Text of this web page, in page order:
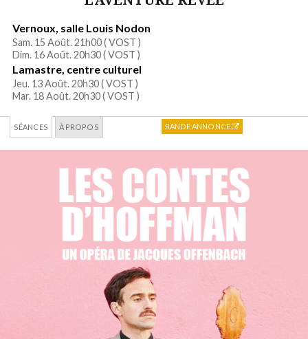
Vernoux, salle Louis Nodon
Sam. 15 Août. 21h00 (VOST )
Dim. 16 Août. 20h30 (VOST )
Lamastre, centre culturel
Jeu. 13 Août. 20h30 (VOST )
Mar. 18 Août. 20h30 (VOST )
SÉANCES À PROPOS BANDE ANNONCE